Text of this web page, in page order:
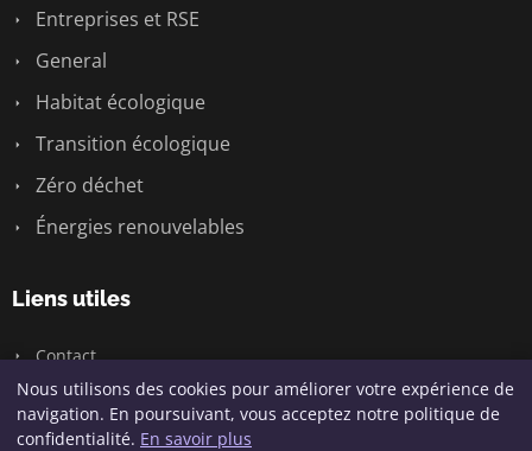
Entreprises et RSE
General
Habitat écologique
Transition écologique
Zéro déchet
Énergies renouvelables
Liens utiles
Contact
Nous utilisons des cookies pour améliorer votre expérience de
navigation. En poursuivant, vous acceptez notre politique de
confidentialité. En savoir plus